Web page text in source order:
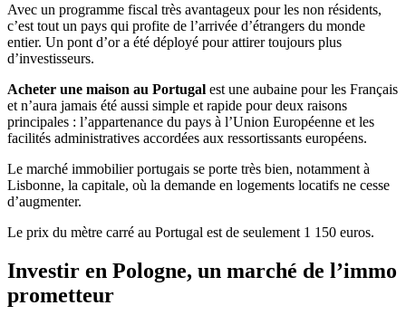
Avec un programme fiscal très avantageux pour les non résidents,
c’est tout un pays qui profite de l’arrivée d’étrangers du monde
entier. Un pont d’or a été déployé pour attirer toujours plus
d’investisseurs.
Acheter une maison au Portugal est une aubaine pour les Français
et n’aura jamais été aussi simple et rapide pour deux raisons
principales : l’appartenance du pays à l’Union Européenne et les
facilités administratives accordées aux ressortissants européens.
Le marché immobilier portugais se porte très bien, notamment à
Lisbonne, la capitale, où la demande en logements locatifs ne cesse
d’augmenter.
Le prix du mètre carré au Portugal est de seulement 1 150 euros.
Investir en Pologne, un marché de l’immo
prometteur